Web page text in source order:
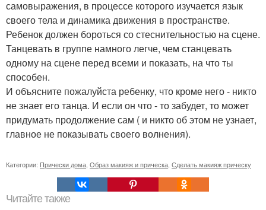
самовыражения, в процессе которого изучается язык
своего тела и динамика движения в пространстве.
Ребенок должен бороться со стеснительностью на сцене.
Танцевать в группе намного легче, чем станцевать
одному на сцене перед всеми и показать, на что ты
способен.
И объясните пожалуйста ребенку, что кроме него - никто
не знает его танца. И если он что - то забудет, то может
придумать продолжение сам ( и никто об этом не узнает,
главное не показывать своего волнения).
Категории: Прически дома Образ макияж и прическа Сделать макияж прическу
Читайте также